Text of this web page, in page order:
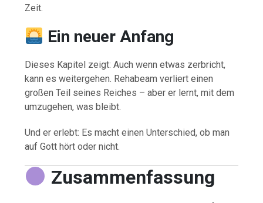
Zeit.
Ein neuer Anfang
Dieses Kapitel zeigt: Auch wenn etwas zerbricht,
kann es weitergehen. Rehabeam verliert einen
großen Teil seines Reiches – aber er lernt, mit dem
umzugehen, was bleibt.
Und er erlebt: Es macht einen Unterschied, ob man
auf Gott hört oder nicht.
Zusammenfassung